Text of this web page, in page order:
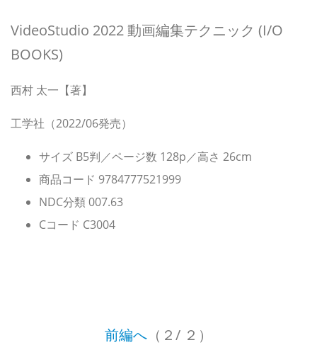
VideoStudio 2022 動画編集テクニック (I/O
BOOKS)
西村 太一【著】
工学社（2022/06発売）
サイズ B5判／ページ数 128p／高さ 26cm
商品コード 9784777521999
NDC分類 007.63
Cコード C3004
前編へ （２/ ２）